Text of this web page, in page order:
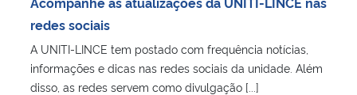
redes sociais
A UNITI-LINCE tem postado com frequência notícias,
informações e dicas nas redes sociais da unidade. Além
disso, as redes servem como divulgação [...]